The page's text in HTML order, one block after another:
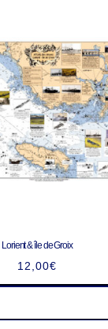
Lorient & île de Groix
12,00€